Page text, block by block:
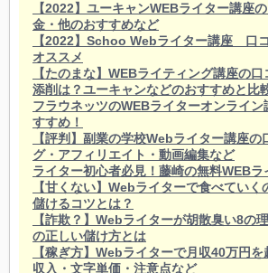
【2022】ユーキャンWEBライター講座
金・他のおすすめなど
【2022】Schoo Webライター講座 口
オススメ
【たのまな】WEBライティング講座の口
添削は？ユーキャンなどのおすすめと比
フラウネッツのWEBライターオンライ
すすめ！
【評判】副業の学校Webライター講座の
グ・アフィリエイト・動画編集など
ライター初心者必見！藤崎の無料WEB
【甘くない】Webライターで食べていく
儲けるコツとは？
【詐欺？】Webライターが胡散臭い8の
の正しい儲け方とは
【稼ぎ方】Webライターで月収40万円
収入・文字単価・注意点など